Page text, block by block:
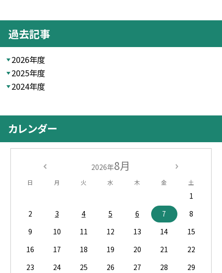
過去記事
2026年度
2025年度
2024年度
カレンダー
2026年8月
日 月 火 水 木 金 土
1
2
3 4 5 6 7
8
9
10 11 12 13 14
15
16
17 18 19 20 21
22
23
24 25 26 27 28
29